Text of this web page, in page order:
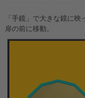
「手鏡」で大きな鏡に
扉の前に移動。